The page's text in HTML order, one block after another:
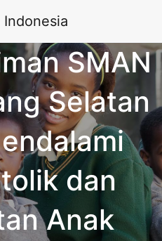
Indonesia
SMAN
Selatan
dan
Anak